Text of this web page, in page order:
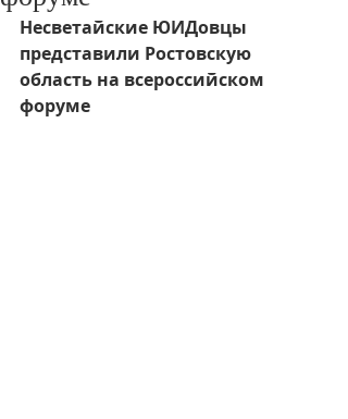
Несветайские ЮИДовцы
представили Ростовскую
область на всероссийском
форуме